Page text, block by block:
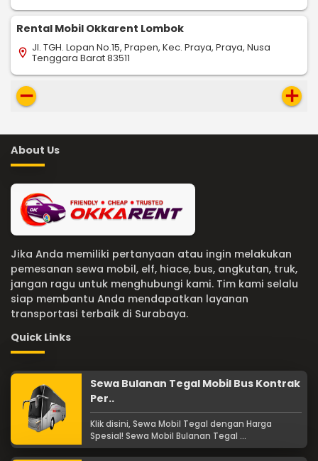
Rental Mobil Okkarent Lombok
location_on Jl. TGH. Lopan No.15, Prapen, Kec. Praya, Praya, Nusa
Tenggara Barat 83511
remove add
About Us
Jika Anda memiliki pertanyaan atau ingin melakukan
pemesanan sewa mobil, elf, hiace, bus, angkutan, truk,
jangan ragu untuk menghubungi kami. Tim kami selalu
siap membantu Anda mendapatkan layanan
transportasi terbaik di Surabaya.
Quick Links
Sewa Bulanan Tegal Mobil Bus Kontrak
Per..
Klik disini, Sewa Mobil Tegal dengan Harga
Spesial! Sewa Mobil Bulanan Tegal ...